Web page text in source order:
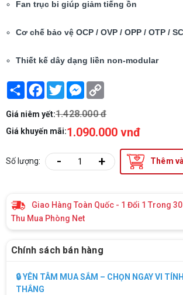
Fan trục bi giúp giảm tiếng ồn
Cơ chế bảo vệ OCP / OVP / OPP / OTP /
Thiết kế dây dạng liền non-modular
Share Facebook
TwitterMessenger
Giá niêm yết:1.428.000 đ
Giá khuyến mãi:1.090.000 vnđ
Số lượng: - + Thêm
Giao Hàng Toàn Quốc - 1 Đổi 1 Trong
Thu Mua Phòng Net
Chính sách bán hàng
🔒 YÊN TÂM MUA SẮM – CHỌN NGAY VI
THẮNG